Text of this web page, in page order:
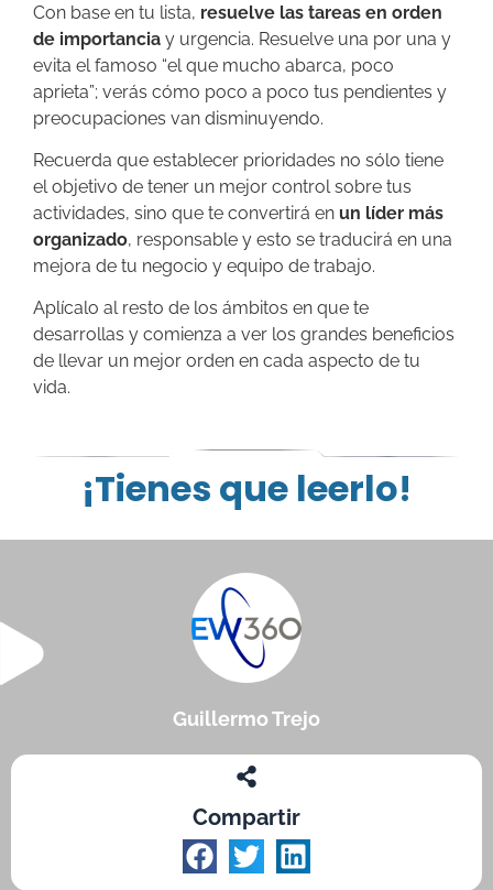
Con base en tu lista, resuelve las tareas en orden
de importancia y urgencia. Resuelve una por una y
evita el famoso “el que mucho abarca, poco
aprieta”; verás cómo poco a poco tus pendientes y
preocupaciones van disminuyendo.
Recuerda que establecer prioridades no sólo tiene
el objetivo de tener un mejor control sobre tus
actividades, sino que te convertirá en un líder más
organizado, responsable y esto se traducirá en una
mejora de tu negocio y equipo de trabajo.
Aplícalo al resto de los ámbitos en que te
desarrollas y comienza a ver los grandes beneficios
de llevar un mejor orden en cada aspecto de tu
vida.
¡Tienes que leerlo!
Guillermo Trejo
Compartir